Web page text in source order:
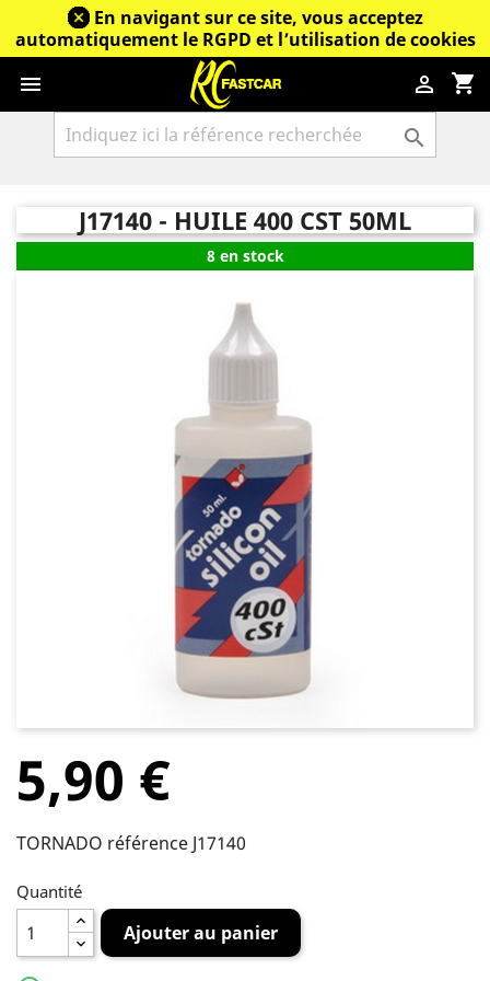
En navigant sur ce site, vous acceptez
automatiquement le RGPD et l’utilisation de cookies
 shopping_cart


J17140 - HUILE 400 CST 50ML
8 en stock
5,90 €
TORNADO référence J17140
Quantité
Ajouter au panier